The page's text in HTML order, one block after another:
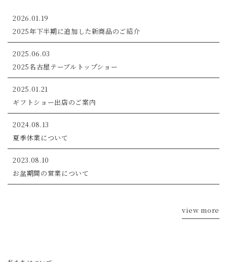
2026.01.19
2025年下半期に追加した新商品のご紹介
2025.06.03
2025名古屋テーブルトップショー
2025.01.21
ギフトショー出店のご案内
2024.08.13
夏季休業について
2023.08.10
お盆期間の営業について
view more